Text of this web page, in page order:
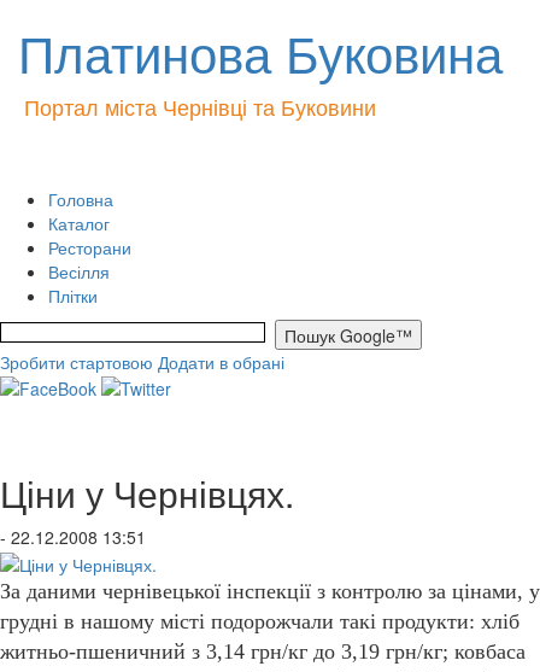
Платинова Буковина
Портал міста Чернівці та Буковини
Головна
Каталог
Ресторани
Весілля
Плітки
Зробити стартовою Додати в обрані
Ціни у Чернівцях.
- 22.12.2008 13:51
За даними чернівецької інспекції з контролю за цінами, у
грудні в нашому місті подорожчали такі продукти: хліб
житньо-пшеничний з 3,14 грн/кг до 3,19 грн/кг; ковбаса